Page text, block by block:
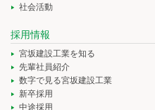
社会活動
採用情報
宮坂建設工業を知る
先輩社員紹介
数字で見る宮坂建設工業
新卒採用
中途採用